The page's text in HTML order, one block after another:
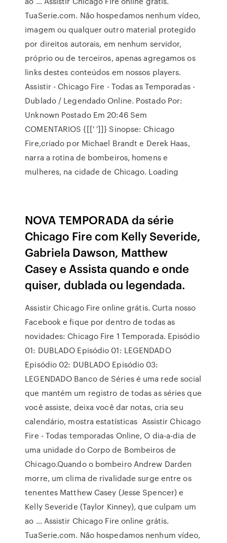
TuaSerie.com. Não hospedamos nenhum vídeo,
imagem ou qualquer outro material protegido
por direitos autorais, em nenhum servidor,
próprio ou de terceiros, apenas agregamos os
links destes conteúdos em nossos players.
Assistir - Chicago Fire - Todas as Temporadas -
Dublado / Legendado Online. Postado Por:
Unknown Postado Em 20:46 Sem
COMENTARIOS {[[' ']]} Sinopse: Chicago
Fire,criado por Michael Brandt e Derek Haas,
narra a rotina de bombeiros, homens e
mulheres, na cidade de Chicago. Loading
NOVA TEMPORADA da série
Chicago Fire com Kelly Severide,
Gabriela Dawson, Matthew
Casey e Assista quando e onde
quiser, dublada ou legendada.
Assistir Chicago Fire online grátis. Curta nosso
Facebook e fique por dentro de todas as
novidades: Chicago Fire 1 Temporada. Episódio
01: DUBLADO Episódio 01: LEGENDADO
Episódio 02: DUBLADO Episódio 03:
LEGENDADO Banco de Séries é uma rede social
que mantém um registro de todas as séries que
você assiste, deixa você dar notas, cria seu
calendário, mostra estatísticas Assistir Chicago
Fire - Todas temporadas Online, O dia-a-dia de
uma unidade do Corpo de Bombeiros de
Chicago.Quando o bombeiro Andrew Darden
morre, um clima de rivalidade surge entre os
tenentes Matthew Casey (Jesse Spencer) e
Kelly Severide (Taylor Kinney), que culpam um
ao … Assistir Chicago Fire online grátis.
TuaSerie.com. Não hospedamos nenhum vídeo,